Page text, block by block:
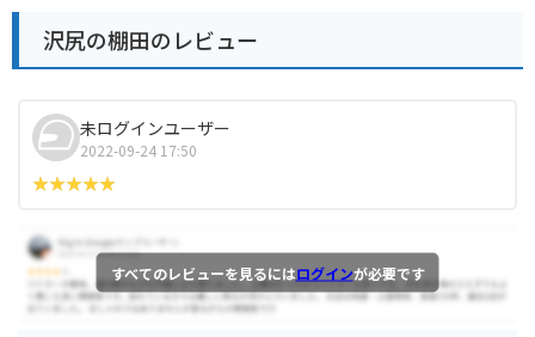
沢尻の棚田のレビュー
未ログインユーザー
2022-09-24 17:50
すべてのレビューを見るにはログインが必要です